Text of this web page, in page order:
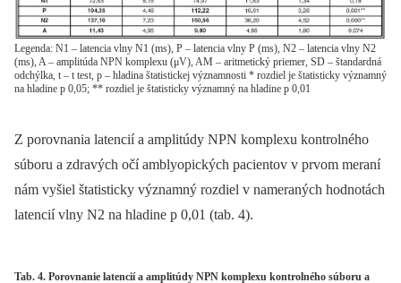
Legenda: N1 – latencia vlny N1 (ms), P – latencia vlny P (ms), N2 – latencia vlny N2
(ms), A – amplitúda NPN komplexu (μV), AM – aritmetický priemer, SD – štandardná
odchýlka, t – t test, p – hladina štatistickej významnosti * rozdiel je štatisticky významný
na hladine p 0,05; ** rozdiel je štatisticky významný na hladine p 0,01
Z porovnania latencií a amplitúdy NPN komplexu kontrolného
súboru a zdravých očí amblyopických pacientov v prvom meraní
nám vyšiel štatisticky významný rozdiel v nameraných hodnotách
latencií vlny N2 na hladine p 0,01 (tab. 4).
Tab. 4. Porovnanie latencií a amplitúdy NPN komplexu kontrolného súboru a